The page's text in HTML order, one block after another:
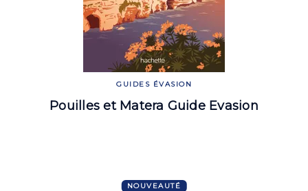
GUIDES ÉVASION
Pouilles et Matera Guide Evasion
NOUVEAUTÉ